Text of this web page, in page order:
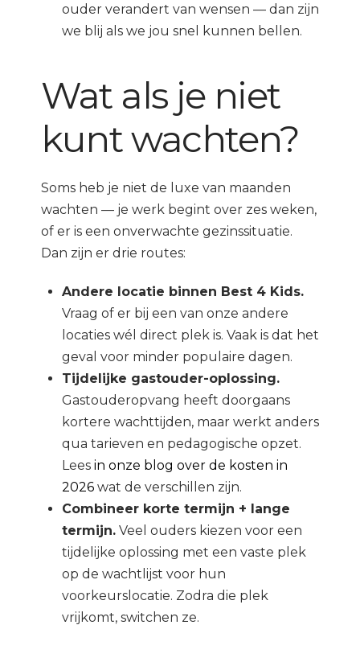
ouder verandert van wensen — dan zijn
we blij als we jou snel kunnen bellen.
Wat als je niet
kunt wachten?
Soms heb je niet de luxe van maanden
wachten — je werk begint over zes weken,
of er is een onverwachte gezinssituatie.
Dan zijn er drie routes:
Andere locatie binnen Best 4 Kids.
Vraag of er bij een van onze andere
locaties wél direct plek is. Vaak is dat het
geval voor minder populaire dagen.
Tijdelijke gastouder-oplossing.
Gastouderopvang heeft doorgaans
kortere wachttijden, maar werkt anders
qua tarieven en pedagogische opzet.
Lees in onze blog over de kosten in
2026 wat de verschillen zijn.
Combineer korte termijn + lange
termijn. Veel ouders kiezen voor een
tijdelijke oplossing met een vaste plek
op de wachtlijst voor hun
voorkeurslocatie. Zodra die plek
vrijkomt, switchen ze.